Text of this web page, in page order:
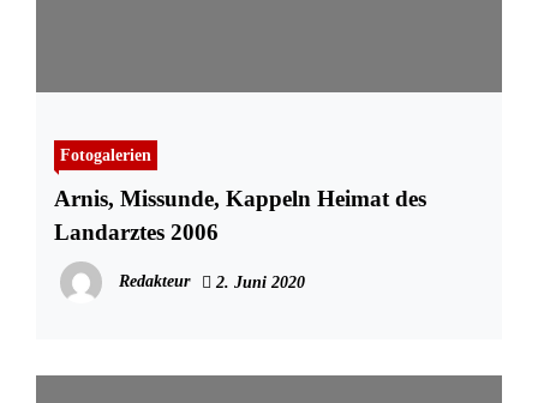
Fotogalerien
Arnis, Missunde, Kappeln Heimat des
Landarztes 2006
Redakteur 2. Juni 2020